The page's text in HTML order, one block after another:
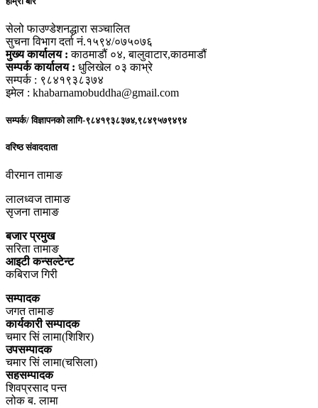
सेलो फाउण्डेशनद्धारा सञ्चालित
सुचना विभाग दर्ता नं.१५९४/०७५०७६
मुख्य कार्यालय : काठमाडौं ०४, बालुवाटार,काठमाडौं
सम्पर्क कार्यालय : धुलिखेल ०३ काभ्रे
सम्पर्क : ९८४१९३८३७४
इमेल : khabarnamobuddha@gmail.com
सम्पर्क/ विज्ञापनको लागि-९८४१९३८३७४,९८४९५७९४९४
वरिष्ठ संवाददाता
वीरमान तामाङ
लालध्वज तामाङ
सृजना तामाङ
बजार प्रमुख
सरिता तामाङ
आइटी कन्सल्टेन्ट
कबिराज गिरी
सम्पादक
जगत तामाङ
कार्यकारी सम्पादक
चमार सिं लामा(शिशिर)
उपसम्पादक
चमार सिं लामा(चसिला)
सहसम्पादक
शिवप्रसाद पन्त
लोक ब. लामा